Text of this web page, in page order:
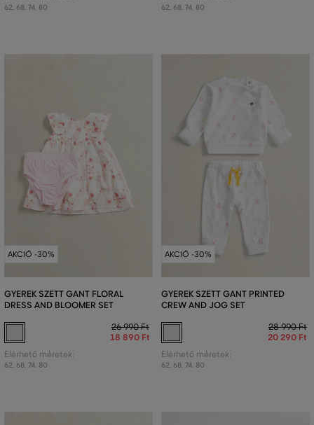
62, 68, 74, 80 62, 68, 74, 80
AKCIÓ -30%
GYEREK SZETT GANT FLORAL
DRESS AND BLOOMER SET
26 990 Ft
18 890 Ft
Elérhető méretek:
62, 68, 74, 80
AKCIÓ -30%
GYEREK SZETT GANT PRINTED
CREW AND JOG SET
28 990 Ft
20 290 Ft
Elérhető méretek:
62, 68, 74, 80